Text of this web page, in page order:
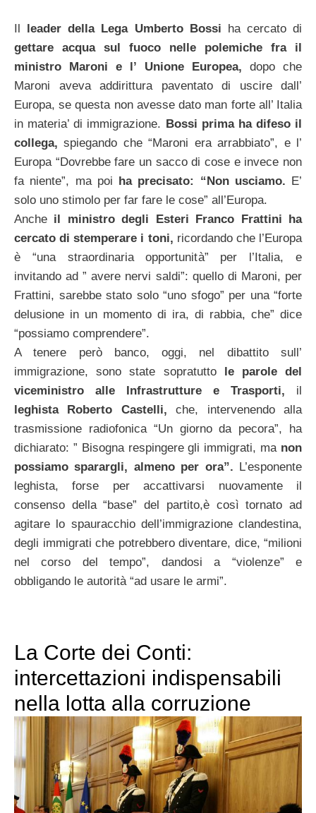
leader della Lega Umberto Bossi ha cercato di
gettare acqua sul fuoco
nelle polemiche fra il
ministro Maroni e l’ Unione Europea, dopo che
Maroni aveva addirittura paventato di uscire dall’
Europa, se questa non avesse dato man forte all’ Italia
in materia’ di immigrazione. Bossi prima ha difeso il
collega, spiegando che “Maroni era arrabbiato”, e l’
Europa “Dovrebbe fare un sacco di cose e invece non
fa niente”, ma poi
ha precisato: “Non usciamo. E’
solo uno stimolo per far fare le cose” all’Europa.
Anche il ministro degli Esteri Franco Frattini ha
cercato di stemperare i toni, ricordando che l’Europa
è “una straordinaria opportunità” per l’Italia, e
invitando ad ” avere nervi saldi”: quello di Maroni, per
Frattini, sarebbe stato solo “uno sfogo” per una “forte
delusione in un momento di ira, di rabbia, che” dice
“possiamo comprendere”.
A tenere però banco, oggi, nel dibattito sull’
immigrazione, sono state sopratutto
le parole del
viceministro alle Infrastrutture e Trasporti, il
leghista Roberto Castelli, che, intervenendo alla
trasmissione radiofonica “Un giorno da pecora”, ha
dichiarato: ” Bisogna respingere gli immigrati, ma non
possiamo sparargli, almeno per ora”. L’esponente
leghista, forse per accattivarsi nuovamente il
consenso della “base” del partito,è così tornato ad
agitare lo spauracchio dell’immigrazione clandestina,
degli immigrati che potrebbero diventare, dice, “milioni
nel corso del tempo”, dandosi a “violenze” e
obbligando le autorità “ad usare le armi”.
La Corte dei Conti:
intercettazioni indispensabili
nella lotta alla corruzione